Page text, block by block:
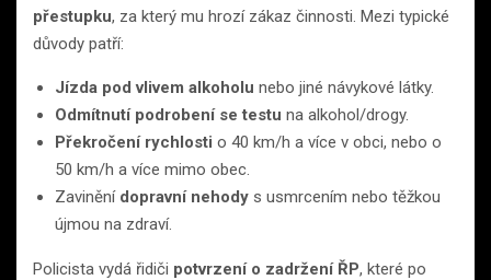
přestupku, za který mu hrozí zákaz činnosti. Mezi typické
důvody patří:
Jízda pod vlivem alkoholu nebo jiné návykové látky.
Odmítnutí podrobení se testu na alkohol/drogy.
Překročení rychlosti o 40 km/h a více v obci, nebo o
50 km/h a více mimo obec.
Zavinění dopravní nehody s usmrcením nebo těžkou
újmou na zdraví.
Policista vydá řidiči potvrzení o zadržení ŘP, které po